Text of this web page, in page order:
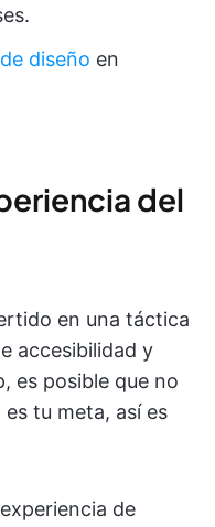
diseño en
del
en una táctica
accesibilidad y
es posible que no
tu meta, así es
de